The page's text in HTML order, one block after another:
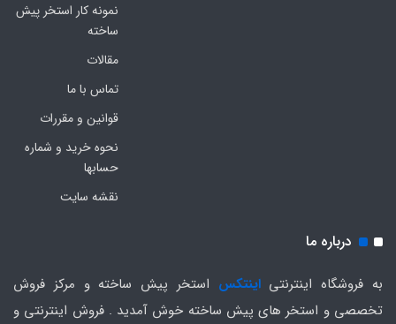
نمونه کار استخر پیش
ساخته
مقالات
تماس با ما
قوانین و مقررات
نحوه خرید و شماره
حسابها
نقشه سایت
درباره ما
به فروشگاه اینترنتیاینتکس استخر پیش ساخته و مرکز فروش
تخصصی و استخر های پیش ساخته خوش آمدید . فروش اینترنتی و